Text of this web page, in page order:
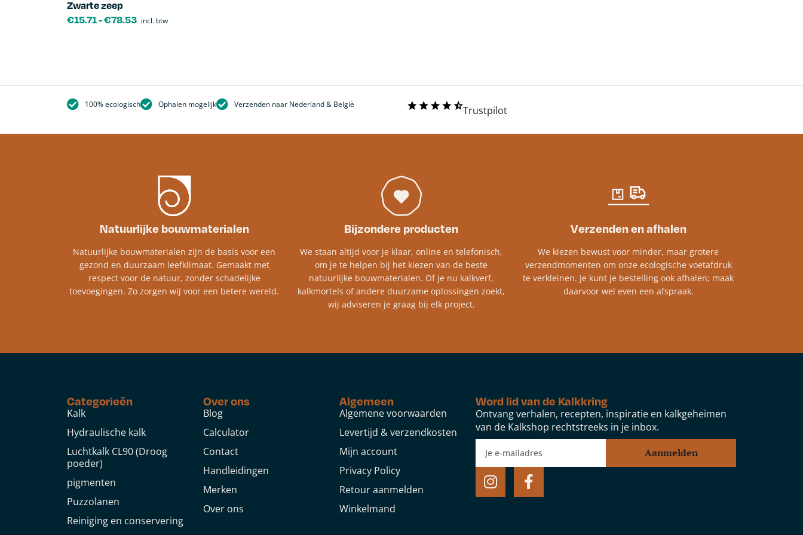
Zwarte zeep
€15.71-€78.53 incl. btw
100% ecologisch Ophalen mogelijk Verzenden naar Nederland & België Trustpilot
Natuurlijke bouwmaterialen
Natuurlijke bouwmaterialen zijn de basis voor een
gezond en duurzaam leefklimaat. Gemaakt met
respect voor de natuur, zonder schadelijke
toevoegingen. Zo zorgen wij voor een betere wereld.
Bijzondere producten
We staan altijd voor je klaar, online en telefonisch,
om je te helpen bij het kiezen van de beste
natuurlijke bouwmaterialen. Of je nu kalkverf,
kalkmortels of andere duurzame oplossingen zoekt,
wij adviseren je graag bij elk project.​
Verzenden en afhalen
We kiezen bewust voor minder, maar grotere
verzendmomenten om onze ecologische voetafdruk
te verkleinen. Je kunt je bestelling ook afhalen; maak
daarvoor wel even een afspraak.
Categorieën
Kalk
Hydraulische kalk
Luchtkalk CL90 (Droog
poeder)
pigmenten
Puzzolanen
Reiniging en conservering
Over ons
Blog
Calculator
Contact
Handleidingen
Merken
Over ons
Algemeen
Algemene voorwaarden
Levertijd & verzendkosten
Mijn account
Privacy Policy
Retour aanmelden
Winkelmand
Word lid van de Kalkkring
Ontvang verhalen, recepten, inspiratie en kalkgeheimen
van de Kalkshop rechtstreeks in je inbox.
Aanmelden